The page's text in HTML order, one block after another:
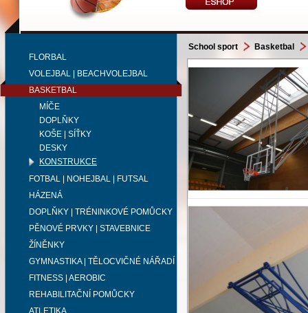
FLORBAL
VOLEJBAL | BEACHVOLEJBAL
BASKETBAL
MÍČE
DOPLŇKY
KOŠE | SÍŤKY
DESKY
KONSTRUKCE
FOTBAL | NOHEJBAL | FUTSAL
HÁZENÁ
DOPLŇKY | TRÉNINKOVÉ POMŮCKY
PĚNOVÉ PRVKY | STAVEBNICE
ŽÍNĚNKY
GYMNASTIKA | TĚLOCVIČNÉ NÁŘADÍ
FITNESS | AEROBIC
REHABILITAČNÍ POMŮCKY
ATLETIKA
School sport Basketbal